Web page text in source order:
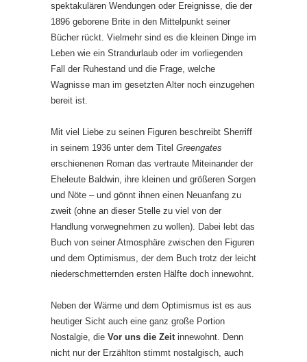
spektakulären Wendungen oder Ereignisse, die der
1896 geborene Brite in den Mittelpunkt seiner
Bücher rückt. Vielmehr sind es die kleinen Dinge im
Leben wie ein Strandurlaub oder im vorliegenden
Fall der Ruhestand und die Frage, welche
Wagnisse man im gesetzten Alter noch einzugehen
bereit ist.
Mit viel Liebe zu seinen Figuren beschreibt Sherriff
in seinem 1936 unter dem Titel Greengates
erschienenen Roman das vertraute Miteinander der
Eheleute Baldwin, ihre kleinen und größeren Sorgen
und Nöte – und gönnt ihnen einen Neuanfang zu
zweit (ohne an dieser Stelle zu viel von der
Handlung vorwegnehmen zu wollen). Dabei lebt das
Buch von seiner Atmosphäre zwischen den Figuren
und dem Optimismus, der dem Buch trotz der leicht
niederschmetternden ersten Hälfte doch innewohnt.
Neben der Wärme und dem Optimismus ist es aus
heutiger Sicht auch eine ganz große Portion
Nostalgie, die Vor uns die Zeit innewohnt. Denn
nicht nur der Erzählton stimmt nostalgisch, auch